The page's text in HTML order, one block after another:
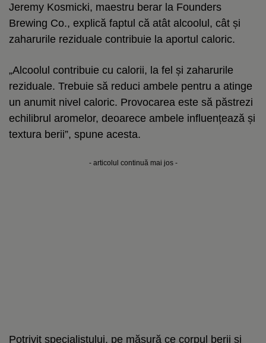
Jeremy Kosmicki, maestru berar la Founders
Brewing Co., explică faptul că atât alcoolul, cât și
zaharurile reziduale contribuie la aportul caloric.
„Alcoolul contribuie cu calorii, la fel și zaharurile
reziduale. Trebuie să reduci ambele pentru a atinge
un anumit nivel caloric. Provocarea este să păstrezi
echilibrul aromelor, deoarece ambele influențează și
textura berii”, spune acesta.
- articolul continuă mai jos -
Potrivit specialistului, pe măsură ce corpul berii și